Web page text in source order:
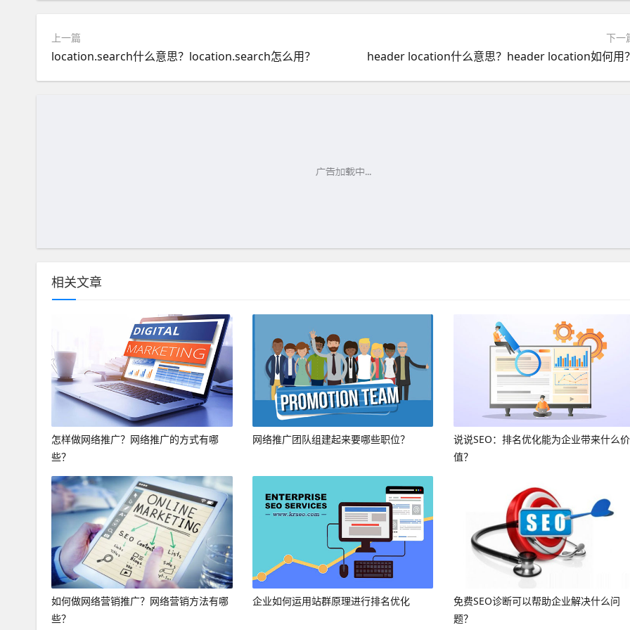
上一篇
location.search什么意思？location.search怎么用？
下一
header location什么意思？header location如何用
相关文章
怎样做网络推广？网络推广的方式有哪
些？
网络推广团队组建起来要哪些职位？
说说SEO：排名优化能为企业带来什么价
值？
如何做网络营销推广？网络营销方法有哪
些？
企业如何运用站群原理进行排名优化
免费SEO诊断可以帮助企业解决什么问
题？